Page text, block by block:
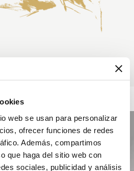
web se usan para personalizar
ofrecer funciones de redes
Además, compartimos
que haga del sitio web con
sociales, publicidad y análisis